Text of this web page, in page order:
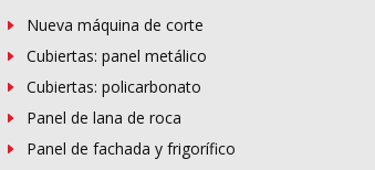
Nueva máquina de corte
Cubiertas: panel metálico
Cubiertas: policarbonato
Panel de lana de roca
Panel de fachada y frigorífico